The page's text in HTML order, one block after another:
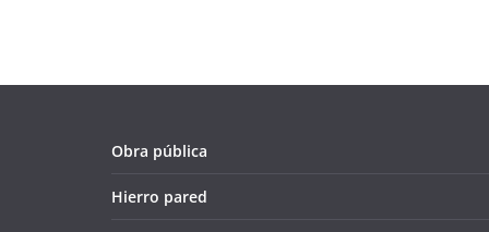
Obra pública
Hierro pared